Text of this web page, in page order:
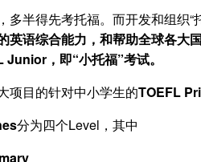
多半得先考托福。而开发和组织
英语综合能力，和帮助全球各大
，即“小托福”考试。
项目的针对中小学生的TOEFL
分为四个Level，其中